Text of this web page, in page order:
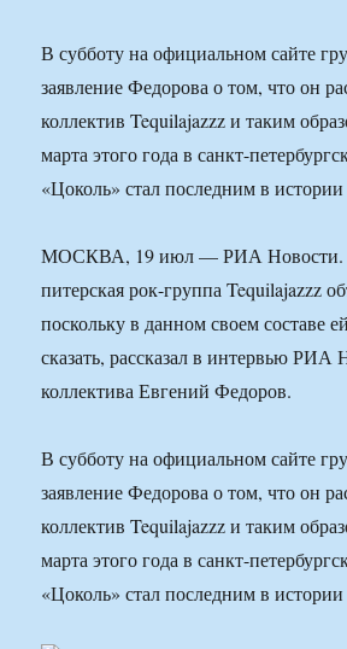
В субботу на официальном сайте
заявление Федорова о том, что он
коллектив Tequilajazzz и таким
марта этого года в санкт-
«Цоколь» стал последним в истории
МОСКВА, 19 июл — РИА Новости.
питерская рок-группа Tequilajazzz
поскольку в данном своем составе
сказать, рассказал в интервью РИА
коллектива Евгений Федоров.
В субботу на официальном сайте
заявление Федорова о том, что он
коллектив Tequilajazzz и таким
марта этого года в санкт-
«Цоколь» стал последним в истории